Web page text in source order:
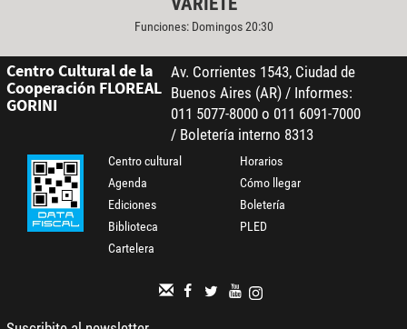
Funciones: Domingos 20:30
Centro Cultural de la
Cooperación FLOREAL
GORINI
Av. Corrientes 1543, Ciudad de
Buenos Aires (AR) / Informes:
011 5077-8000 o 011 6091-7000
/ Boletería interno 8313
Centro cultural
Agenda
Ediciones
Biblioteca
Cartelera
Horarios
Cómo llegar
Boletería
PLED